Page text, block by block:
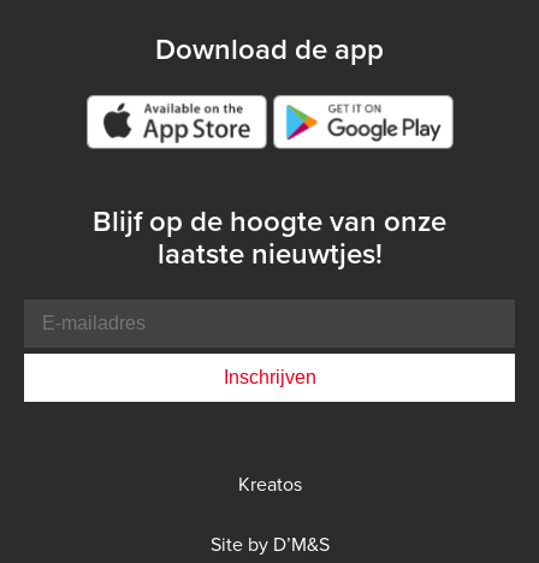
Download de app
Google play store
Blijf op de hoogte van onze
laatste nieuwtjes!
mailadres
Kreatos
Site by D’M&S